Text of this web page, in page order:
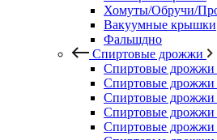
Хомуты/Обручи/
Вакуумные крышки
Фальшдно
Спиртовые дрожжи
Спиртовые дрожжи
Спиртовые дрожжи
Спиртовые дрожжи
Спиртовые дрожжи
Спиртовые дрожжи